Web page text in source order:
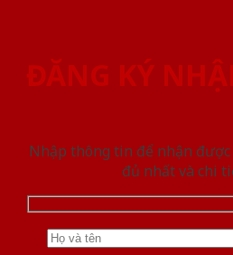
ĐĂNG KÝ
Nhập thông tin để nhận
đủ nhất và chi